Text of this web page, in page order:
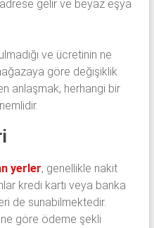
adrese gelir ve beyaz eşya
ve ücretinin ne
göre değişiklik
anlaşmak, herhangi bir
yerler, genellikle nakit
kredi kartı veya banka
de sunabilmektedir.
göre ödeme şekli